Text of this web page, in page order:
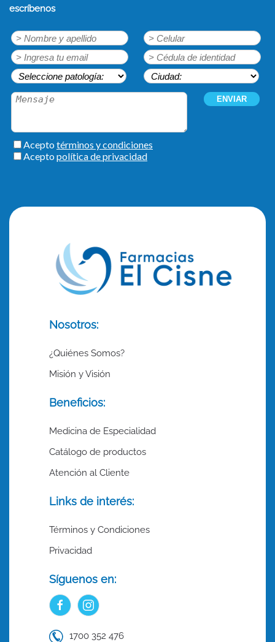
escríbenos
Nosotros:
¿Quiénes Somos?
Misión y Visión
Beneficios:
Medicina de Especialidad
Catálogo de productos
Atención al Cliente
Links de interés:
Términos y Condiciones
Privacidad
Síguenos en:
1700 352 476